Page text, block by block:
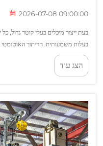
2026-07-08 09:00:00
בעת ייצור מיכלים בעלי קוטר גדול,
בעלות משמעותית. הריתוך האוטומטי
לשמור על תפוקה גבוהה ללא הפסקות...
הצג עוד